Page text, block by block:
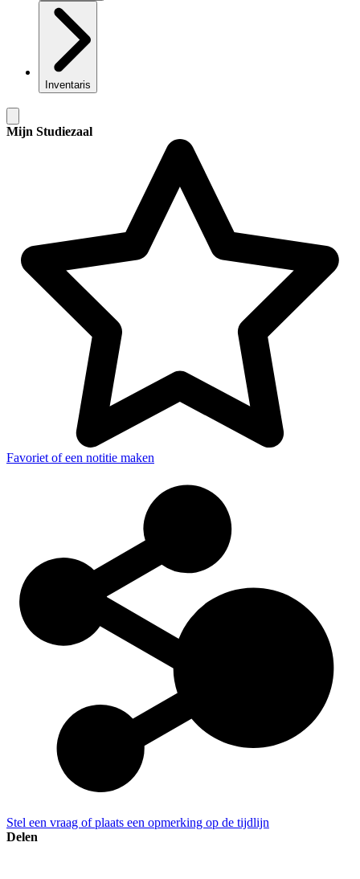
Inventaris
Mijn Studiezaal
Favoriet of een notitie maken
Stel een vraag of plaats een opmerking op de tijdlijn
Delen